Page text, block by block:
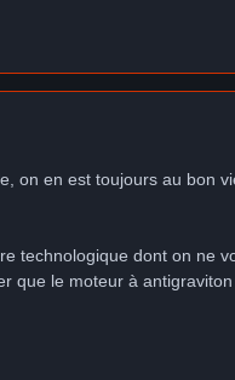
on en est toujours au bon
technologique dont on ne
que le moteur à